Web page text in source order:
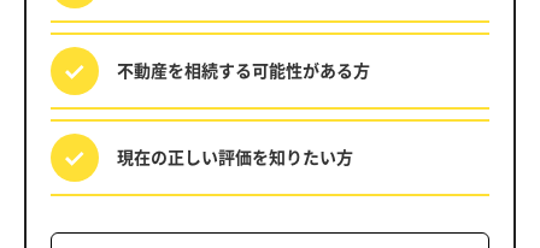
不動産を相続する可能性がある方
現在の正しい評価を知りたい方